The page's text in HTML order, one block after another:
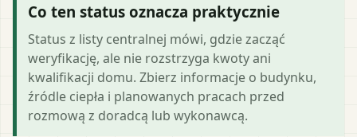
Co ten status oznacza praktycznie
Status z listy centralnej mówi, gdzie zacząć
weryfikację, ale nie rozstrzyga kwoty ani
kwalifikacji domu. Zbierz informacje o budynku,
źródle ciepła i planowanych pracach przed
rozmową z doradcą lub wykonawcą.